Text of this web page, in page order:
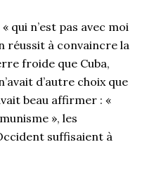
qui n’est pas avec moi
réussit à convaincre la
froide que Cuba,
d’autre choix que
beau affirmer : «
», les
suffisaient à